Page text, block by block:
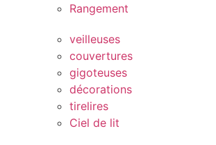
Rangement
veilleuses
couvertures
gigoteuses
décorations
tirelires
Ciel de lit